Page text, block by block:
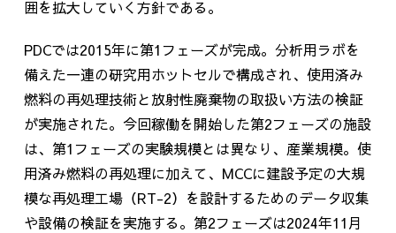
囲を拡大していく方針である。
PDCでは2015年に第1 フェーズが完成。分析用ラボを
備えた一連の研究用ホットセルで構成され、使用済み
燃料の再処理技術と放射性廃棄物の取扱い方法の検証
が実施された。今回稼働を開始した第2フェーズの施設
は、第1 フェーズの実験規模とは異なり、産業規模。使
用済み燃料の再処理に加えて、 MCCに建設予定の大規
模な再処理工場（RT-2）を設計するためのデータ収集
や設備の検証を実施する。第2フェーズは2024年11月